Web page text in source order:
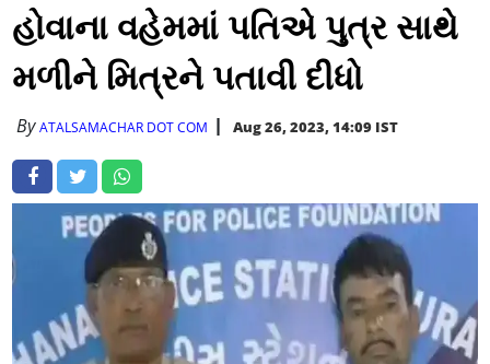
હોવાના વહેમમાં પતિએ પુત્ર સાથે
મળીને મિત્રને પતાવી દીધો
ByATALSAMACHAR DOT COM Aug 26, 2023, 14:09 IST